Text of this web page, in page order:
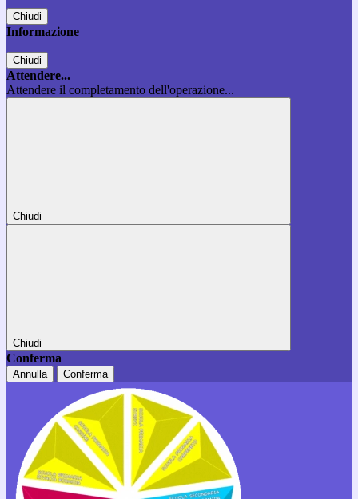
Chiudi
Informazione
Chiudi
Attendere...
Attendere il completamento dell'operazione...
Chiudi
Chiudi
Conferma
Annulla Conferma